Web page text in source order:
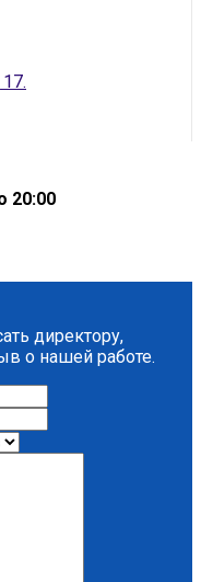
20:00
директору,
о нашей работе.